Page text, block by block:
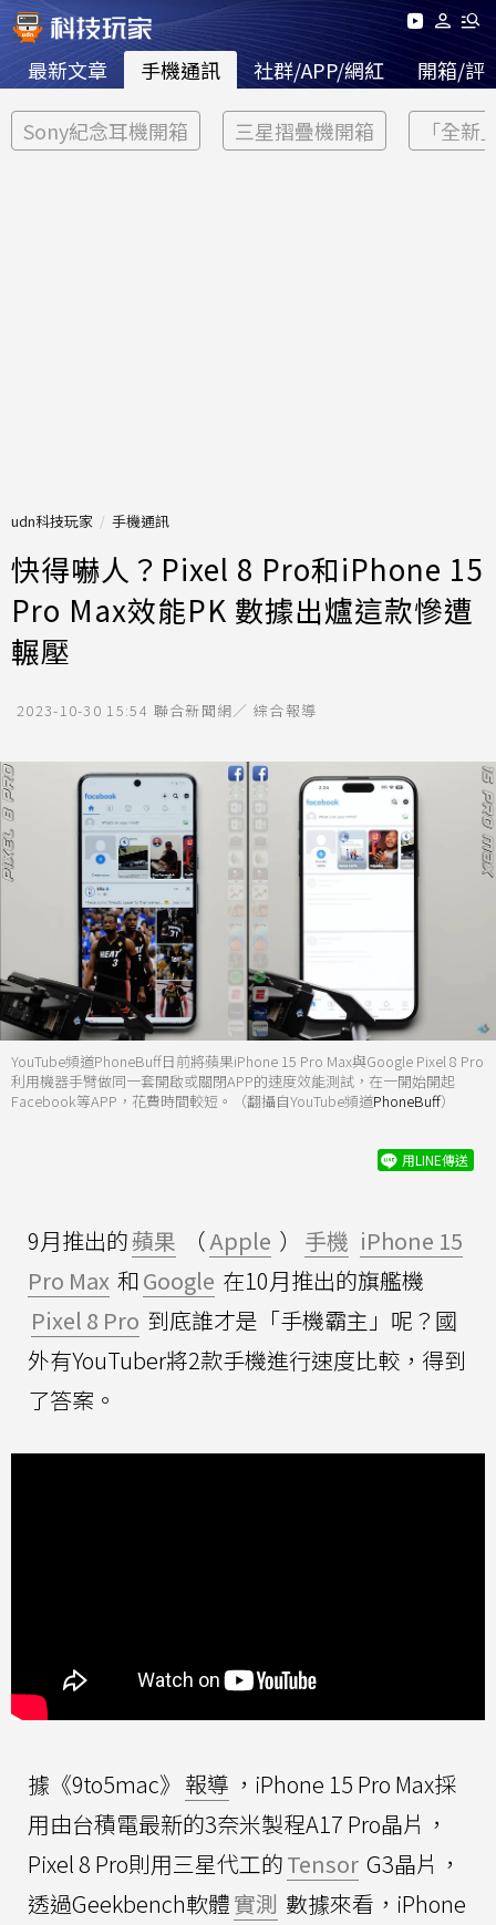
最新文章 手機通訊 社群/APP/網紅 開箱/評
Sony紀念耳機開箱 三星摺疊機開箱 「全新
udn科技玩家 手機通訊
快得嚇人？Pixel 8 Pro和iPhone 15
Pro Max效能PK 數據出爐這款慘遭
輾壓
2023-10-30 15:54 聯合新聞網／ 綜合報導
YouTube頻道PhoneBuff日前將蘋果iPhone 15 Pro Max與Google Pixel 8 Pro
利用機器手臂做同一套開啟或關閉APP的速度效能測試，在一開始開起
Facebook等APP，花費時間較短。（翻攝自YouTube頻道PhoneBuff）
用LINE傳送
9月推出的蘋果 （Apple ） 手機 iPhone 15
Pro Max 和Google 在10月推出的旗艦機
Pixel 8 Pro 到底誰才是「手機霸主」呢？國
外有YouTuber將2款手機進行速度比較，得到
了答案。
據《9to5mac》 報導 ，iPhone 15 Pro Max採
用由台積電最新的3奈米製程A17 Pro晶片，
Pixel 8 Pro則用三星代工的Tensor G3晶片，
透過Geekbench軟體實測 數據來看，iPhone